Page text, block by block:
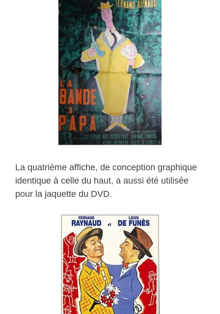
La quatrième affiche, de conception graphique
identique à celle du haut, a aussi été utilisée
pour la jaquette du DVD.